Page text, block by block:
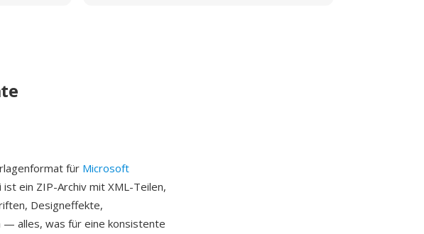
für Microsoft
ein ZIP-Archiv mit XML-Teilen,
Designeffekte,
— alles, was für eine konsistente